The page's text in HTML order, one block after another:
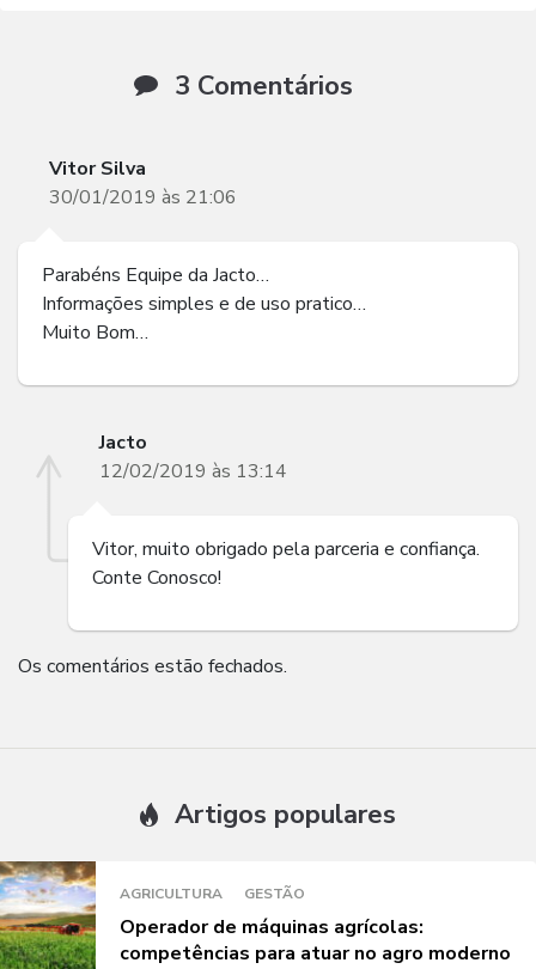
3 Comentários
Vitor Silva
30/01/2019 às 21:06
Parabéns Equipe da Jacto…
Informações simples e de uso pratico…
Muito Bom…
Jacto
12/02/2019 às 13:14
Vitor, muito obrigado pela parceria e confiança.
Conte Conosco!
Os comentários estão fechados.
Artigos populares
AGRICULTURA GESTÃO
Operador de máquinas agrícolas:
competências para atuar no agro moderno